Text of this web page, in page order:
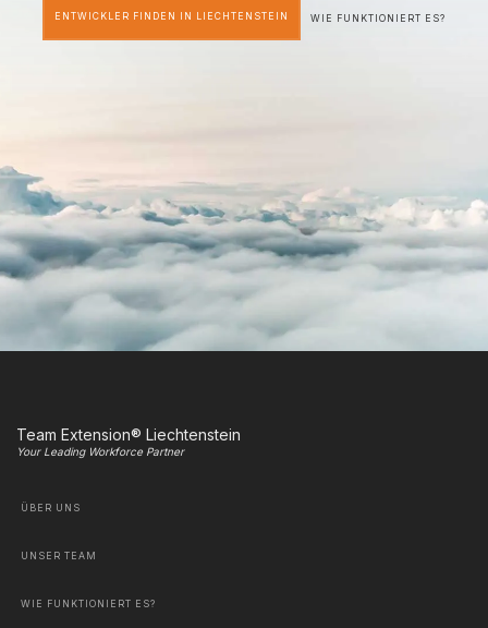
ENTWICKLER FINDEN IN LIECHTENSTEIN WIE FUNKTIONIERT ES?
Team Extension® Liechtenstein
Your Leading Workforce Partner
ÜBER UNS
UNSER TEAM
WIE FUNKTIONIERT ES?